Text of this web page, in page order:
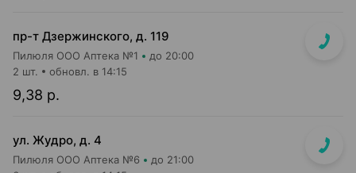
пр-т Дзержинского, д. 119
Пилюля ООО Аптека №1 до 20:00
9,38 р.
2 шт. обновл. в 14:15
ул. Жудро, д. 4
Пилюля ООО Аптека №6 до 21:00